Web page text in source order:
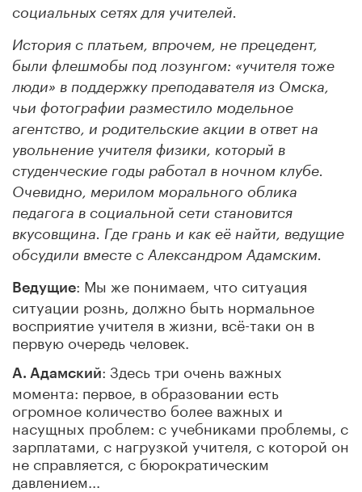
социальных сетях для учителей.
История с платьем, впрочем, не прецедент,
были флешмобы под лозунгом: «учителя тоже
люди» в поддержку преподавателя из Омска,
чьи фотографии разместило модельное
агентство, и родительские акции в ответ на
увольнение учителя физики, который в
студенческие годы работал в ночном клубе.
Очевидно, мерилом морального облика
педагога в социальной сети становится
вкусовщина. Где грань и как её найти, ведущие
обсудили вместе с Александром Адамским.
Ведущие: Мы же понимаем, что ситуация
ситуации рознь, должно быть нормальное
восприятие учителя в жизни, всё-таки он в
первую очередь человек.
А. Адамский: Здесь три очень важных
момента: первое, в образовании есть
огромное количество более важных и
насущных проблем: с учебниками проблемы, с
зарплатами, с нагрузкой учителя, с которой он
не справляется, с бюрократическим
давлением...